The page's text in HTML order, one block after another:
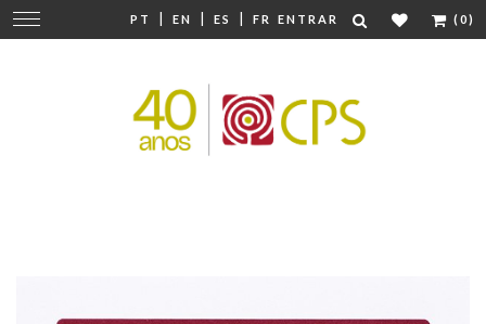
PT | EN | ES | FR ENTRAR (0)
Mudar
navegação